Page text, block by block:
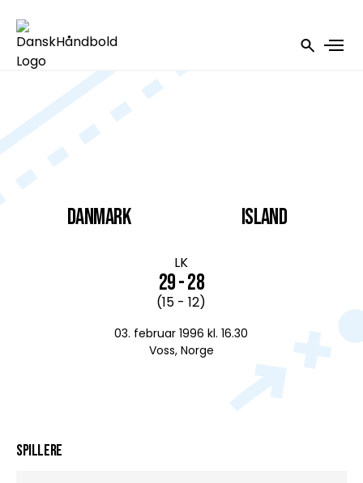
DANMARK
LK
29 - 28
(15 - 12)
03. februar 1996 kl. 16.30
Voss, Norge
Island
Spillere